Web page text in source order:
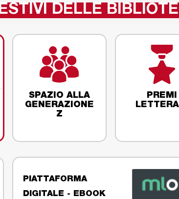
DELLE
SPAZIO ALLA
GENERAZIONE
Z
PREMI
PIATTAFORMA
DIGITALE - EBOOK